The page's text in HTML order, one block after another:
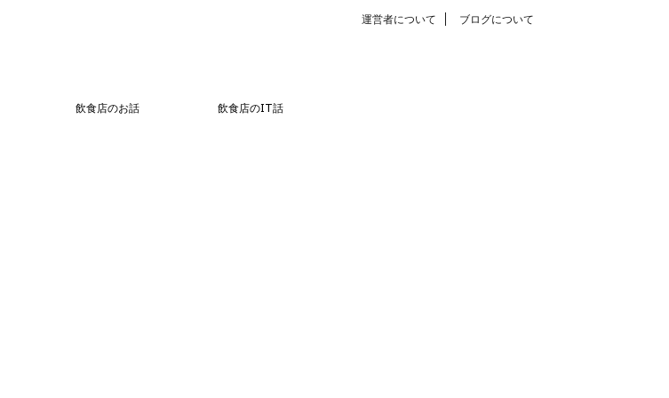
運営者について ブログについて
飲食店のお話 飲食店のIT話